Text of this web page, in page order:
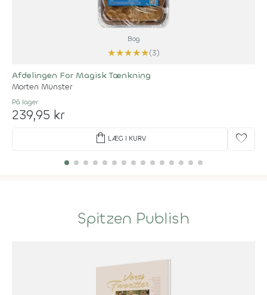
Bog
★★★★★(3)
Afdelingen For Magisk Tænkning
Morten Münster
På lager
239,95 kr
shopping_bag LÆG I KURV favorite
Spitzen Publish